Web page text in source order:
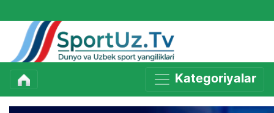
Kategoriyalar